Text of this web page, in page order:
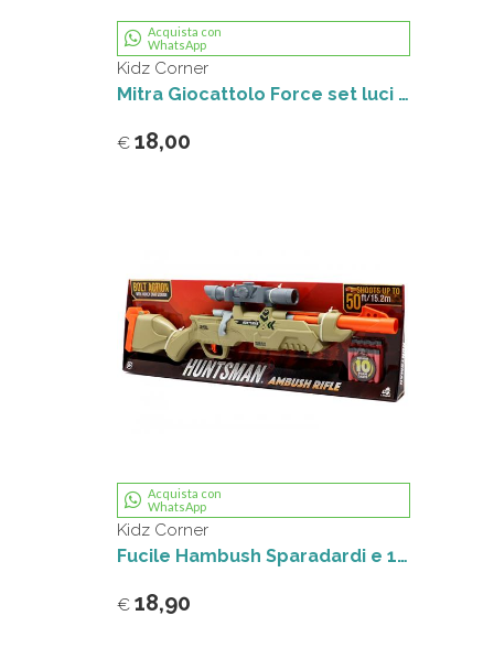
Acquista con
WhatsApp
Kidz Corner
Mitra Giocattolo Force set luci e suoni
€ 18,00
Acquista con
WhatsApp
Kidz Corner
Fucile Hambush Sparadardi e 10 dardi
€ 18,90